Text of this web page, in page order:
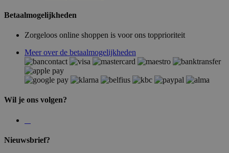
Betaalmogelijkheden
Zorgeloos online shoppen is voor ons topprioriteit
Meer over de betaalmogelijkheden
Wil je ons volgen?
Nieuwsbrief?